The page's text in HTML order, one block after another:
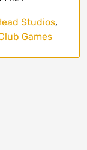
Studios,
Games